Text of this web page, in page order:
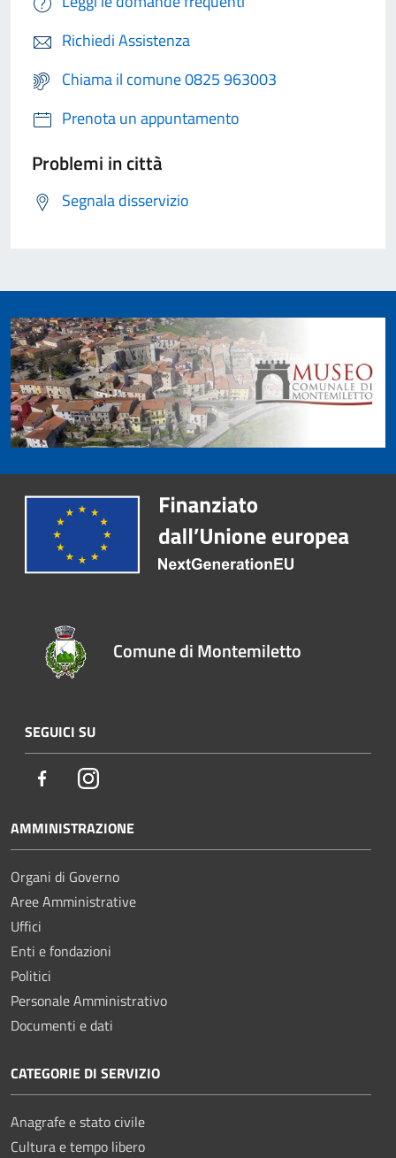
Richiedi Assistenza
Chiama il comune 0825 963003
Prenota un appuntamento
Problemi in città
Segnala disservizio
Comune di Montemiletto
SEGUICI SU
FacebookInstagram
AMMINISTRAZIONE
Organi di Governo
Aree Amministrative
Uffici
Enti e fondazioni
Politici
Personale Amministrativo
Documenti e dati
CATEGORIE DI SERVIZIO
Anagrafe e stato civile
Cultura e tempo libero